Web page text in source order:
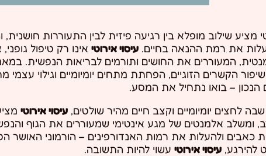
מציע שילוב מופלא בין רגיעה פיזית לבין התעוררות
את רמת ההנאה בחיים. עיסוי אירוטי אינו רק טיפול
המעוררים את החושים ותורמים לבריאות הנפשית.
הקשרים הזוגיים, הפחתת מתחים יומיומיים וגילוי
– בואו נתחיל את המסע.
לחצים יומיומיים וקצב חיים מהיר שולטים, עיסוי אירוטי
ומשלב אלמנטים של מגע אינטימי שמעוררים את הגוף
כאבים ולהעלות את רמות האנדורפינים – הורמוני
להירגע, עיסוי אירוטי עשוי להיות התשובה.